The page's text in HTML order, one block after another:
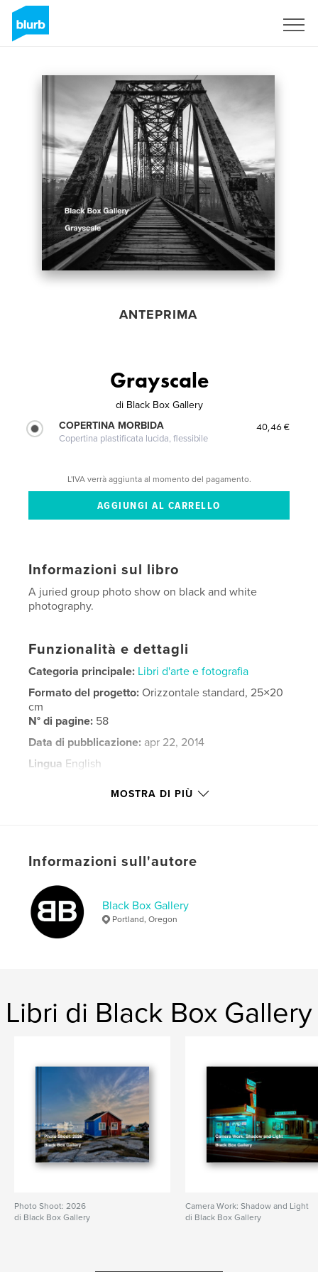
ANTEPRIMA
Grayscale
di Black Box Gallery
COPERTINA MORBIDA
Copertina plastificata lucida, flessibile
40,46 €
L'IVA verrà aggiunta al momento del pagamento.
Informazioni sul libro
A juried group photo show on black and white
photography.
Funzionalità e dettagli
Categoria principale: Libri d'arte e fotografia
Formato del progetto:Orizzontale standard, 25×20
cm
N° di pagine: 58
Data di pubblicazione: apr 22, 2014
Lingua English
MOSTRA DI PIÙ
Informazioni sull'autore
Black Box Gallery
Portland, Oregon
Libri di Black Box Gallery
Photo Shoot: 2026
di Black Box Gallery
Camera Work: Shadow and Light
di Black Box Gallery